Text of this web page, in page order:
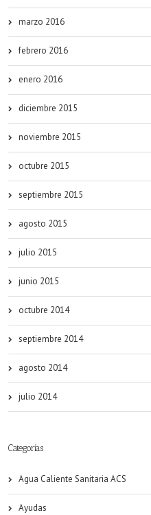
marzo 2016
febrero 2016
enero 2016
diciembre 2015
noviembre 2015
octubre 2015
septiembre 2015
agosto 2015
julio 2015
junio 2015
octubre 2014
septiembre 2014
agosto 2014
julio 2014
Categorías
Agua Caliente Sanitaria ACS
Ayudas